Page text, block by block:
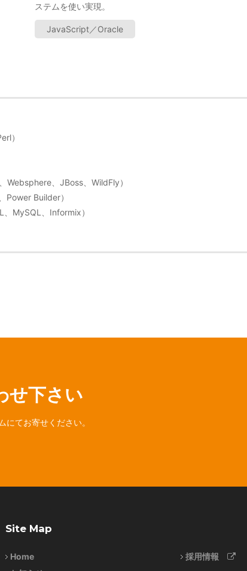
ステムを使い実現。
JavaScript／Oracle
）
Websphere、JBoss、WildFly）
Builder）
MySQL、Informix）
せ下さい
てお寄せください。
Site Map
Home
採用情報